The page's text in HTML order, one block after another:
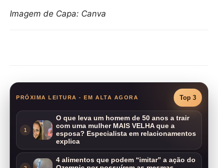
Imagem de Capa: Canva
PRÓXIMA LEITURA - EM ALTA AGORA Top 3
1
O que leva um homem de 50 anos a trair
com uma mulher MAIS VELHA que a
esposa? Especialista em relacionamentos
explica
4 alimentos que podem “imitar” a ação do